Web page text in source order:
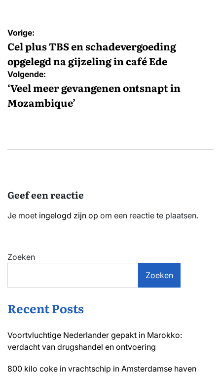
Bericht
navigatie
Vorige:
Cel plus TBS en schadevergoeding
opgelegd na gijzeling in café Ede
Volgende:
‘Veel meer gevangenen ontsnapt in
Mozambique’
Geef een reactie
Je moet ingelogd zijn op om een reactie te plaatsen.
Zoeken
Zoeken
Recent Posts
Voortvluchtige Nederlander gepakt in Marokko:
verdacht van drugshandel en ontvoering
800 kilo coke in vrachtschip in Amsterdamse haven